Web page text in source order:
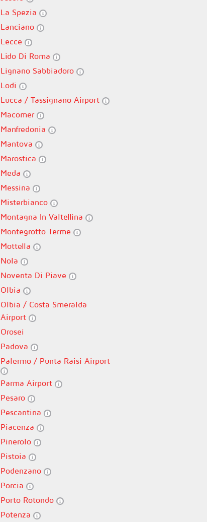
La Spezia
Lanciano
Lecce
Lido Di Roma
Lignano Sabbiadoro
Lodi
Lucca / Tassignano Airport
Macomer
Manfredonia
Mantova
Marostica
Meda
Messina
Misterbianco
Montagna In Valtellina
Montegrotto Terme
Mottella
Nola
Noventa Di Piave
Olbia
Olbia / Costa Smeralda
Airport
Orosei
Padova
Palermo / Punta Raisi Airport
Parma Airport
Pesaro
Pescantina
Piacenza
Pinerolo
Pistoia
Podenzano
Porcia
Porto Rotondo
Potenza